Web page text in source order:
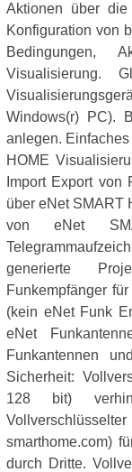
Aktionen über
Konfiguration von
Bedingungen,
Visualisierung.
Windows(r) PC).
anlegen.
HOME
Import Export von
über eNet SMART
von eNet
generierte
Funkempfänger
(kein eNet Funk
eNet
Funkantennen
Sicherheit:
128 bit)
Vollverschlüsselter
smarthome.com)
durch Dritte.